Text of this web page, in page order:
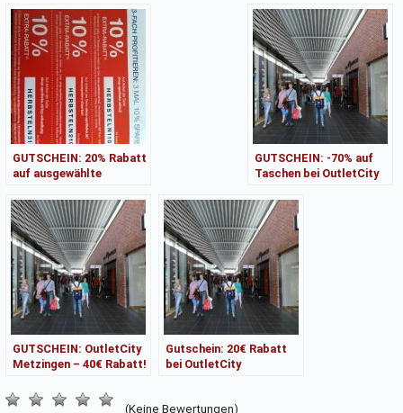
GUTSCHEIN: 20% Rabatt
auf ausgewählte
bei Shop-Apotheke
GUTSCHEIN: -70% auf
Taschen bei OutletCity
Season Spring
GUTSCHEIN: OutletCity
Metzingen – 40€ Rabatt!
Gutschein: 20€ Rabatt
bei OutletCity
(Keine Bewertungen)